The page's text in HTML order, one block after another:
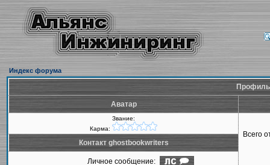
Индекс форума
Аватар
Звание:
Карма:
Всего
Контакт ghostbookwriters
Личное сообщение: